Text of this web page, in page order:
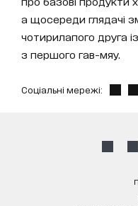
а щосереди глядачі
чотирилапого друга
з першого гав-мяу.
Соціальні мережі: